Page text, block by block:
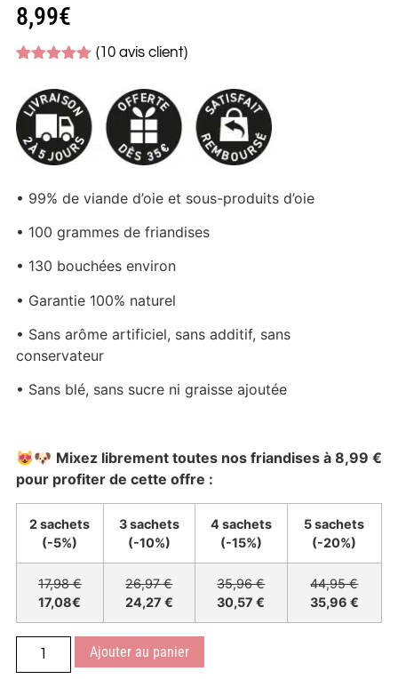
8,99€
sur 5
basé sur
notations
client
(10 avis client)
• 99% de viande d’oie et sous-produits d’oie
• 100 grammes de friandises
• 130 bouchées environ
• Garantie 100% naturel
• Sans arôme artificiel, sans additif, sans
conservateur
• Sans blé, sans sucre ni graisse ajoutée
😻🐶 Mixez librement toutes nos friandises à 8,99 €
pour profiter de cette offre :
2 sachets
(-5%)
3 sachets
(-10%)
4 sachets
(-15%)
5 sachets
(-20%)
17,98 €
17,08€
26,97 €
24,27 €
35,96 €
30,57 €
44,95 €
35,96 €
Ajouter au panier